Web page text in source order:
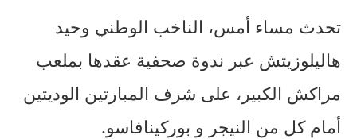
تحدث مساء أمس، الناخب الوطني وحيد
هاليلوزيتش عبر ندوة صحفية عقدها بملعب
مراكش الكبير، على شرف المبارتين الوديتين
أمام كل من النيجر و بوركينافاسو.